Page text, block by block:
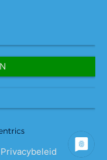
Privacybeleid